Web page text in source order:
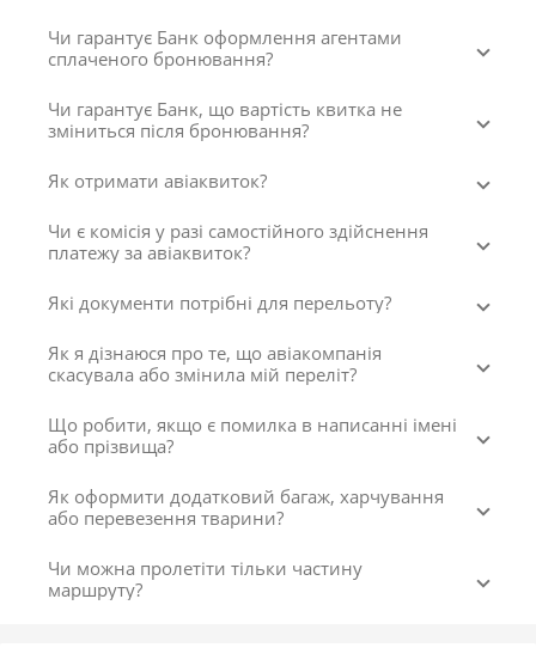
Чи гарантує Банк оформлення агентами
сплаченого бронювання?
Чи гарантує Банк, що вартість квитка не
зміниться після бронювання?
Як отримати авіаквиток?
Чи є комісія у разі самостійного здійснення
платежу за авіаквиток?
Які документи потрібні для перельоту?
Як я дізнаюся про те, що авіакомпанія
скасувала або змінила мій переліт?
Що робити, якщо є помилка в написанні імені
або прізвища?
Як оформити додатковий багаж, харчування
або перевезення тварини?
Чи можна пролетіти тільки частину
маршруту?